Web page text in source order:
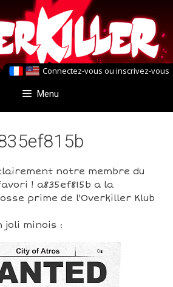
Connectez-vous ou inscrivez-vous
Menu
notre membre du
! a835ef815b a la
prime de l'Overkiller Klub
joli minois :
0